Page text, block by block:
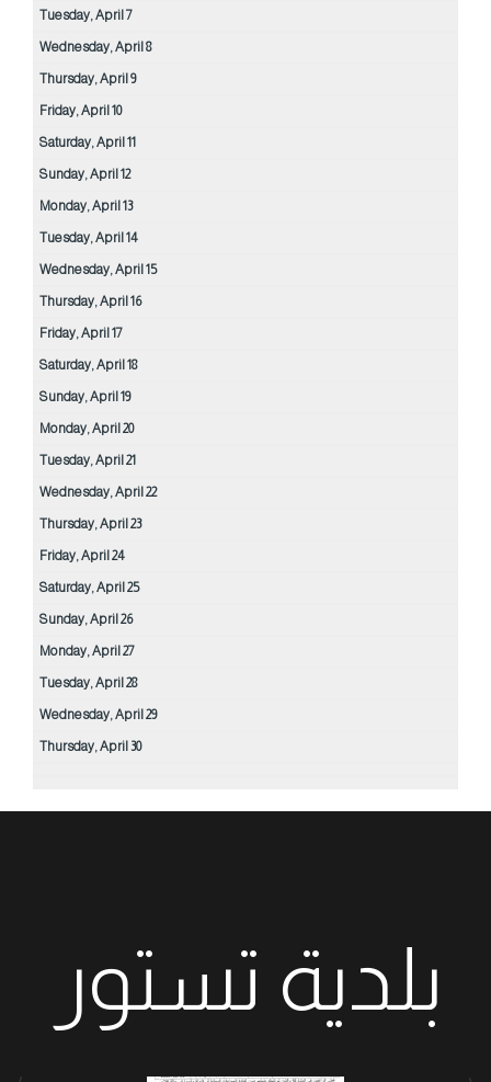
Tuesday,April 7
Wednesday,April 8
Thursday,April 9
Friday,April 10
Saturday,April 11
Sunday,April 12
Monday,April 13
Tuesday,April 14
Wednesday,April 15
Thursday,April 16
Friday,April 17
Saturday,April 18
Sunday,April 19
Monday,April 20
Tuesday,April 21
Wednesday,April 22
Thursday,April 23
Friday,April 24
Saturday,April 25
Sunday,April 26
Monday,April 27
Tuesday,April 28
Wednesday,April 29
Thursday,April 30
بلدية تستور